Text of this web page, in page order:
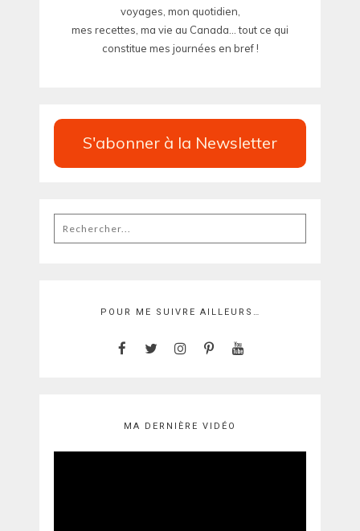
voyages, mon quotidien,
mes recettes, ma vie au Canada... tout ce qui
constitue mes journées en bref !
S'abonner à la Newsletter
Rechercher
:
POUR ME SUIVRE AILLEURS…
MA DERNIÈRE VIDÉO